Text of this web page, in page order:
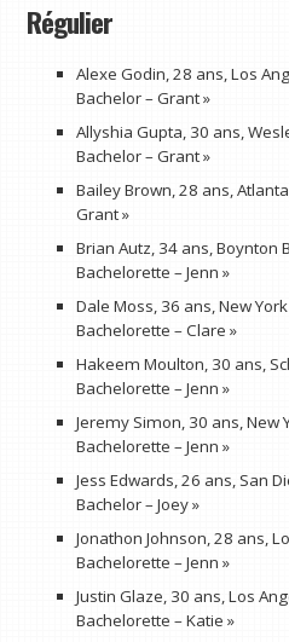
Régulier
Alexe Godin, 28 ans, Los
Bachelor – Grant »
Allyshia Gupta, 30 ans,
Bachelor – Grant »
Bailey Brown, 28 ans,
Grant »
Brian Autz, 34 ans, Boynton
Bachelorette – Jenn »
Dale Moss, 36 ans, New
Bachelorette – Clare »
Hakeem Moulton, 30 ans,
Bachelorette – Jenn »
Jeremy Simon, 30 ans, New
Bachelorette – Jenn »
Jess Edwards, 26 ans, San
Bachelor – Joey »
Jonathon Johnson, 28 ans,
Bachelorette – Jenn »
Justin Glaze, 30 ans, Los
Bachelorette – Katie »